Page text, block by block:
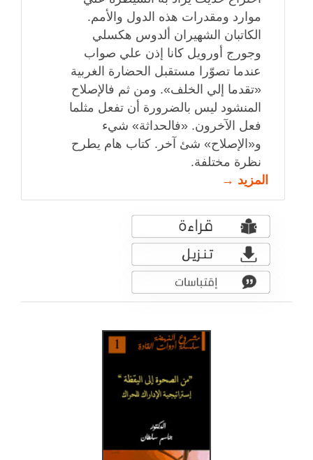
موارد ومقدرات هذه الدول والأمم.
الكاتبان الشهيران ألدوس هكسلي
وجورج أورويل كانا إذن علي صواب
عندما تصوّرا مستقبل الحضارة الغربية
«تقدما إلي الخلف». ومن ثم فالإصلاح
المنشود ليس بالضرورة أن تفعل مثلما
فعل الآخرون. «فالحداثة» شيء
و«الإصلاح» شئ آخر. كتاب هام يطرح
نظرة مختلفة.
المزيد →